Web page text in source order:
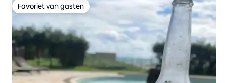
Favoriet van gasten
Favoriet van gasten